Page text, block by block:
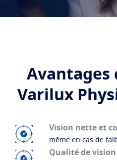
Avantages
Varilux
Vision nette et
même en cas de
Qualité de vision